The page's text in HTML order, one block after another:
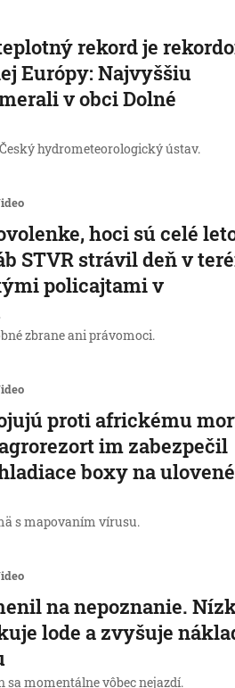
rekord je
Európy: Najvyššiu
v obci Dolné
hydrometeorologický ústav.
hoci sú celé
STVR strávil deň v
policajtami v
zbrane ani právomoci.
proti africkému
im zabezpečil
boxy na ulovené
s mapovaním vírusu.
na nepoznanie.
lode a zvyšuje
sa momentálne vôbec nejazdí.